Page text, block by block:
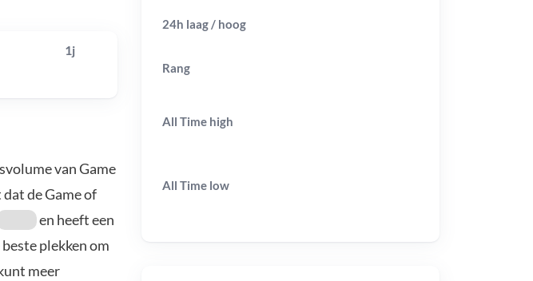
1j
van Game
de Game of
en heeft een
plekken om
meer
24h laag / hoog
Rang
All Time high
All Time low